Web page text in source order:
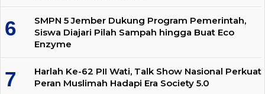
SMPN 5 Jember Dukung Program Pemerintah,
Siswa Diajari Pilah Sampah hingga Buat Eco
Enzyme
Harlah Ke-62 PII Wati, Talk Show Nasional Perkuat
Peran Muslimah Hadapi Era Society 5.0